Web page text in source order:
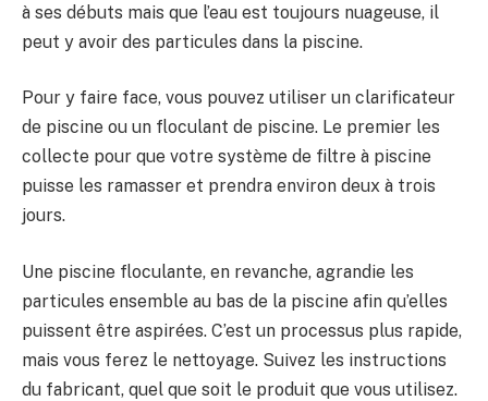
à ses débuts mais que l’eau est toujours nuageuse, il
peut y avoir des particules dans la piscine.
Pour y faire face, vous pouvez utiliser un clarificateur
de piscine ou un floculant de piscine. Le premier les
collecte pour que votre système de filtre à piscine
puisse les ramasser et prendra environ deux à trois
jours.
Une piscine floculante, en revanche, agrandie les
particules ensemble au bas de la piscine afin qu’elles
puissent être aspirées. C’est un processus plus rapide,
mais vous ferez le nettoyage. Suivez les instructions
du fabricant, quel que soit le produit que vous utilisez.